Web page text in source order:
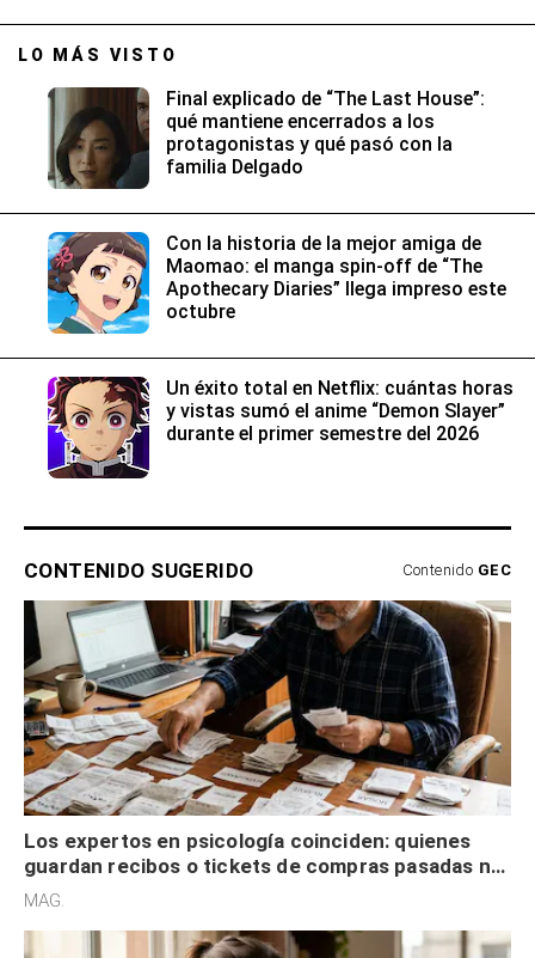
LO MÁS VISTO
Final explicado de “The Last House”:
qué mantiene encerrados a los
protagonistas y qué pasó con la
familia Delgado
Con la historia de la mejor amiga de
Maomao: el manga spin-off de “The
Apothecary Diaries” llega impreso este
octubre
Un éxito total en Netflix: cuántas horas
y vistas sumó el anime “Demon Slayer”
durante el primer semestre del 2026
CONTENIDO SUGERIDO Contenido GEC
Los expertos en psicología coinciden: quienes
guardan recibos o tickets de compras pasadas no
son acumuladores, sino que tienen necesidad de
MAG.